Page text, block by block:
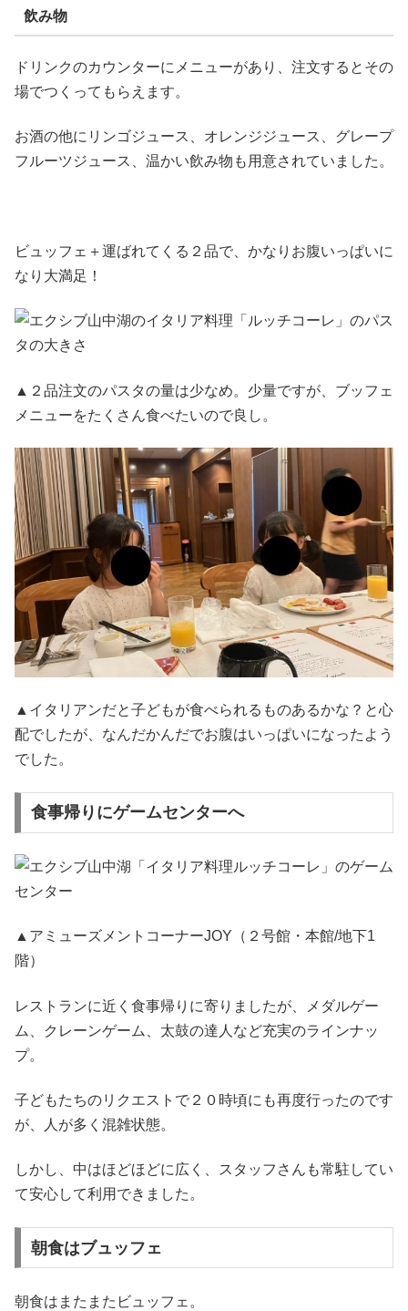
飲み物
ドリンクのカウンターにメニューがあり、注文するとその
場でつくってもらえます。
お酒の他にリンゴジュース、オレンジジュース、グレープ
フルーツジュース、温かい飲み物も用意されていました。
ビュッフェ＋運ばれてくる２品で、かなりお腹いっぱいに
なり大満足！
▲２品注文のパスタの量は少なめ。少量ですが、ブッフェ
メニューをたくさん食べたいので良し。
▲イタリアンだと子どもが食べられるものあるかな？と心
配でしたが、なんだかんだでお腹はいっぱいになったよう
でした。
食事帰りにゲームセンターへ
▲アミューズメントコーナーJOY（２号館・本館/地下1
階）
レストランに近く食事帰りに寄りましたが、メダルゲー
ム、クレーンゲーム、太鼓の達人など充実のラインナッ
プ。
子どもたちのリクエストで２０時頃にも再度行ったのです
が、人が多く混雑状態。
しかし、中はほどほどに広く、スタッフさんも常駐してい
て安心して利用できました。
朝食はブュッフェ
朝食はまたまたビュッフェ。